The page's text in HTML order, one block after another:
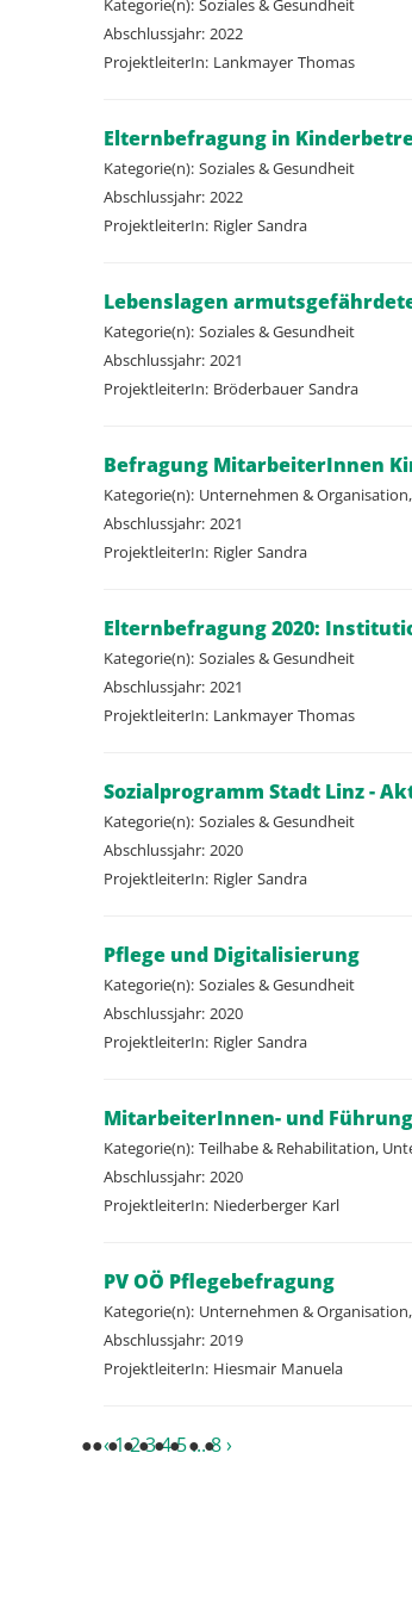
Kategorie(n): Soziales & Gesundheit
Abschlussjahr: 2022
ProjektleiterIn: Lankmayer Thomas
Elternbefragung in
Kategorie(n): Soziales & Gesundheit
Abschlussjahr: 2022
ProjektleiterIn: Rigler Sandra
Lebenslagen
Kategorie(n): Soziales & Gesundheit
Abschlussjahr: 2021
ProjektleiterIn: Bröderbauer Sandra
Befragung MitarbeiterInnen
Kategorie(n): Unternehmen &
Abschlussjahr: 2021
ProjektleiterIn: Rigler Sandra
Elternbefragung 2020:
Kategorie(n): Soziales & Gesundheit
Abschlussjahr: 2021
ProjektleiterIn: Lankmayer Thomas
Sozialprogramm Stadt Linz -
Kategorie(n): Soziales & Gesundheit
Abschlussjahr: 2020
ProjektleiterIn: Rigler Sandra
Pflege und Digitalisierung
Kategorie(n): Soziales & Gesundheit
Abschlussjahr: 2020
ProjektleiterIn: Rigler Sandra
MitarbeiterInnen- und
Kategorie(n): Teilhabe & Rehabilitation,
Abschlussjahr: 2020
ProjektleiterIn: Niederberger Karl
PV OÖ Pflegebefragung
Kategorie(n): Unternehmen &
Abschlussjahr: 2019
ProjektleiterIn: Hiesmair Manuela
‹12345...8›